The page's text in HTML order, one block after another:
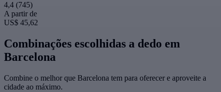
4,4 (745)
A partir de
US$ 45,62
Combinações escolhidas a dedo em
Barcelona
Combine o melhor que Barcelona tem para oferecer e aproveite a
cidade ao máximo.